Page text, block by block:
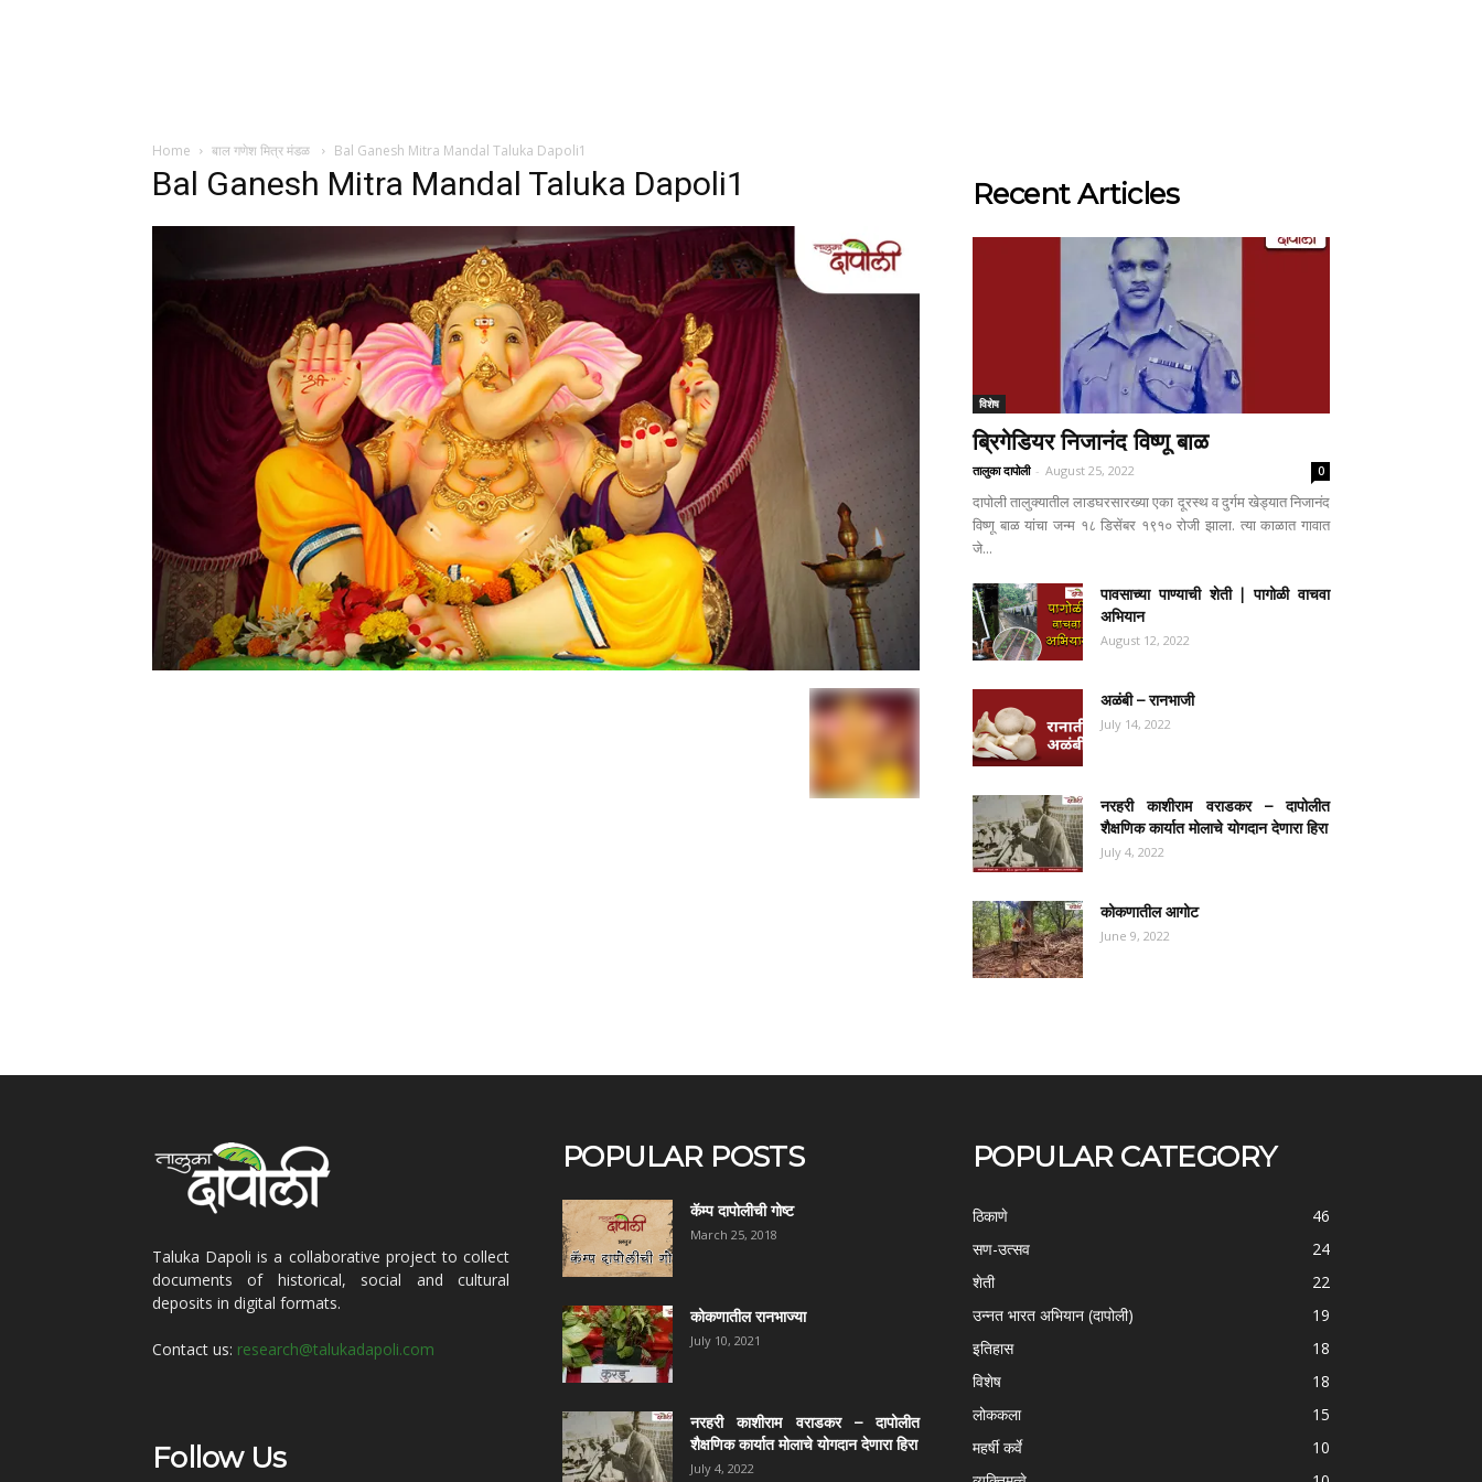
Home बाल गणेश मित्र मंडळ Bal Ganesh Mitra Mandal Taluka Dapoli1
Bal Ganesh Mitra Mandal Taluka Dapoli1 Recent Articles
विशेष
ब्रिगेडियर निजानंद विष्णू बाळ
तालुका दापोली - August 25, 2022 0
दापोली तालुक्यातील लाडघरसारख्या एका दूरस्थ व दुर्गम खेड्यात निजानंद
विष्णू बाळ यांचा जन्म १८ डिसेंबर १९१० रोजी झाला. त्या काळात गावात
जे...
पावसाच्या पाण्याची शेती | पागोळी वाचवा
अभियान
August 12, 2022
अळंबी – रानभाजी
July 14, 2022
नरहरी काशीराम वराडकर – दापोलीत
शैक्षणिक कार्यात मोलाचे योगदान देणारा हिरा
July 4, 2022
कोकणातील आगोट
June 9, 2022
Taluka Dapoli is a collaborative project to collect
documents of historical, social and cultural
deposits in digital formats.
Contact us: research@talukadapoli.com
Follow Us
POPULAR POSTS
कॅम्प दापोलीची गोष्ट
March 25, 2018
कोकणातील रानभाज्या
July 10, 2021
नरहरी काशीराम वराडकर – दापोलीत
शैक्षणिक कार्यात मोलाचे योगदान देणारा हिरा
July 4, 2022
POPULAR CATEGORY
ठिकाणे
46
सण-उत्सव
24
शेती
22
उन्नत भारत अभियान (दापोली)
19
इतिहास
18
विशेष
18
लोककला
15
महर्षी कर्वे
10